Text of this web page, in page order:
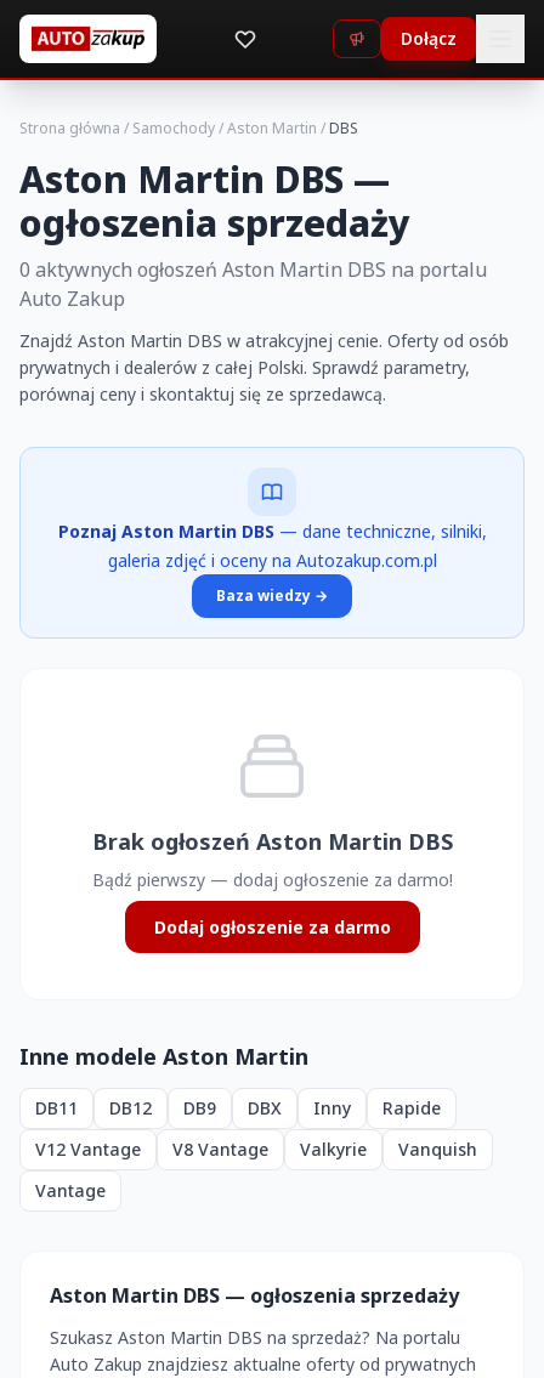
Dołącz
Strona główna / Samochody/Aston Martin /DBS
Aston Martin DBS —
ogłoszenia sprzedaży
0 aktywnych ogłoszeń Aston Martin DBS na portalu
Auto Zakup
Znajdź Aston Martin DBS w atrakcyjnej cenie. Oferty od osób
prywatnych i dealerów z całej Polski. Sprawdź parametry,
porównaj ceny i skontaktuj się ze sprzedawcą.
Poznaj Aston Martin DBS — dane techniczne, silniki,
galeria zdjęć i oceny na Autozakup.com.pl
Baza wiedzy →
Brak ogłoszeń Aston Martin DBS
Bądź pierwszy — dodaj ogłoszenie za darmo!
Dodaj ogłoszenie za darmo
Inne modele Aston Martin
DB11 DB12 DB9 DBX Inny
Rapide
V12 Vantage
V8 Vantage Valkyrie
Vanquish
Vantage
Aston Martin DBS — ogłoszenia sprzedaży
Szukasz Aston Martin DBS na sprzedaż? Na portalu
Auto Zakup znajdziesz aktualne oferty od prywatnych